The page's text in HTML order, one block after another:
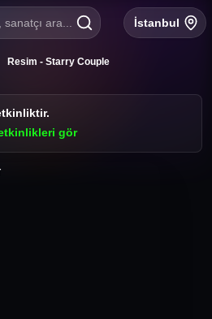
ara... İstanbul
Resim - Starry Couple
gör